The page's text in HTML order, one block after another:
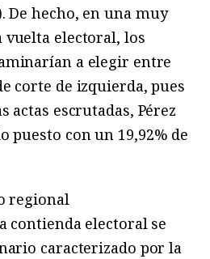
De hecho, en una muy
vuelta electoral, los
a elegir entre
corte de izquierda, pues
actas escrutadas, Pérez
puesto con un 19,92% de
regional
contienda electoral se
caracterizado por la